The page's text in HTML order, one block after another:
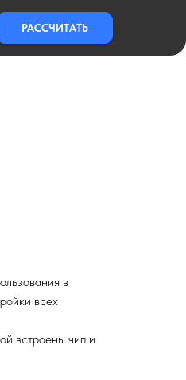
РАССЧИТАТЬ
в
всех
встроены чип и